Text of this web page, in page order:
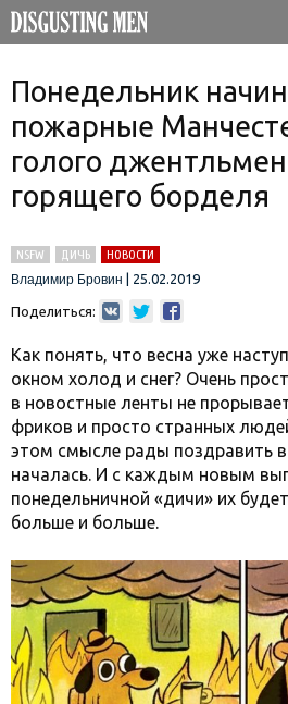
Понедельник
пожарные
голого
горящего борделя
NSFW ДИЧЬ
НОВОСТИ
Владимир Бровин
25.02.2019
Поделиться:
Как понять, что весна уже
окном холод и снег? Очень
в новостные ленты не
фриков и просто странных
этом смысле рады поздравить
началась. И с каждым новым
понедельничной «дичи» их
больше и больше.